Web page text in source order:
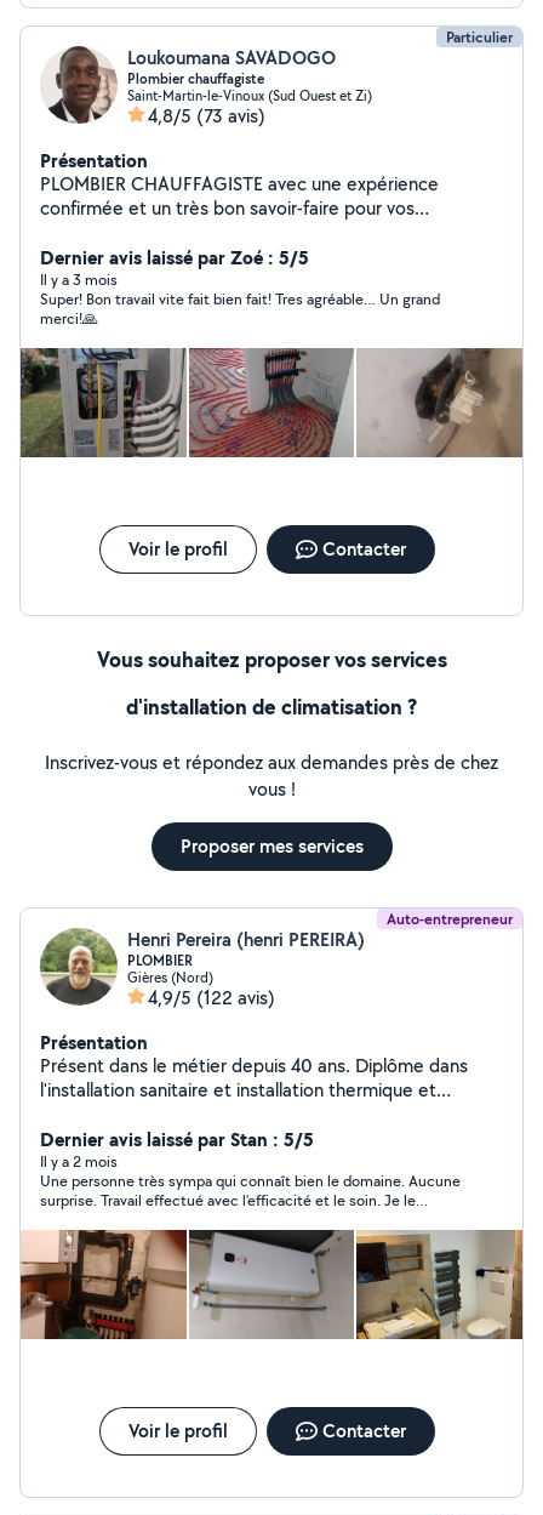
Particulier
Loukoumana SAVADOGO
Plombier chauffagiste
Saint-Martin-le-Vinoux (Sud Ouest et Zi)
4,8/5 (73 avis)
Présentation
PLOMBIER CHAUFFAGISTE avec une expérience
confirmée et un très bon savoir-faire pour vos
Entretien de vos équipements. INSTALLATIONS
NEUVES, DÉPANNAGE, DESEMBOUAGE CIRCUIT
CHAUFFAGE, DETARTRAGE RÉSEAU EAU CHAUDE
SANITAIRE (Cumulus).
Dernier avis laissé par Zoé : 5/5
Il y a 3 mois
Super! Bon travail vite fait bien fait! Tres agréable… Un grand
merci!🙏
Voir le profil Contacter
Vous souhaitez proposer vos services
d'installation de climatisation ?
Inscrivez-vous et répondez aux demandes près de chez
vous !
Proposer mes services
Auto-entrepreneur
Henri Pereira (henri PEREIRA)
PLOMBIER
Gières (Nord)
4,9/5 (122 avis)
Présentation
Présent dans le métier depuis 40 ans. Diplôme dans
l'installation sanitaire et installation thermique et
Dernier avis laissé par Stan : 5/5
Il y a 2 mois
Une personne très sympa qui connaît bien le domaine. Aucune
surprise. Travail effectué avec l’efficacité et le soin. Je le
Voir le profil Contacter